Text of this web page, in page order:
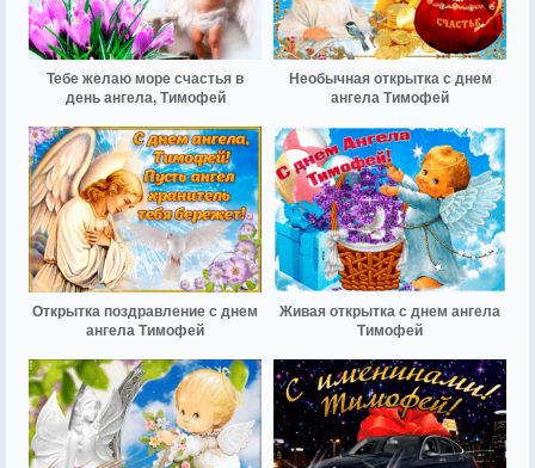
Тебе желаю море счастья в
день ангела, Тимофей
Необычная открытка с днем
ангела Тимофей
Открытка поздравление с днем
ангела Тимофей
Живая открытка с днем ангела
Тимофей